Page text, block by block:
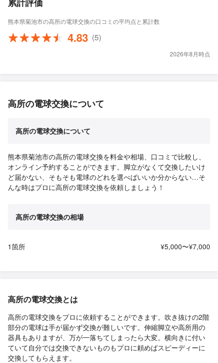
熊本県菊池市の高所の電球交換の口コミの平均点と累計数
4.83 (5)
2026年8月時点
高所の電球交換について
高所の電球交換について
熊本県菊池市の高所の電球交換を料金や相場、口コミで比較し、
オンライン予約することができます。脚立がなくて交換したいけ
ど届かない、そもそも電球のどれを選べばいいか分からない…そ
んな時はプロに高所の電球交換を依頼しましょう！
高所の電球交換の相場
1箇所 ¥5,000〜¥7,000
高所の電球交換とは
高所の電球交換をプロに依頼することができます。吹き抜けの2階
部分の電球は手が届かず交換が難しいです。伸縮脚立や高所用の
器具もありますが、万が一落ちてしまったら大変。横向きに付い
ていて自分では交換できないものもプロに頼めばスピーディーに
交換してもらえます。